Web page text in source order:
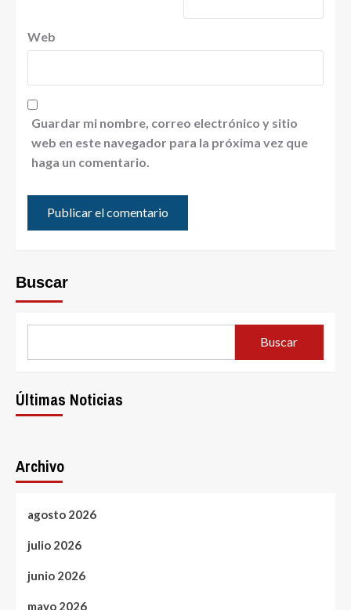
Web
Guardar mi nombre, correo electrónico y sitio
web en este navegador para la próxima vez que
haga un comentario.
Buscar
Buscar
Últimas Noticias
Archivo
agosto 2026
julio 2026
junio 2026
mayo 2026